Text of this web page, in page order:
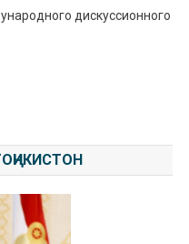
дискуссионного